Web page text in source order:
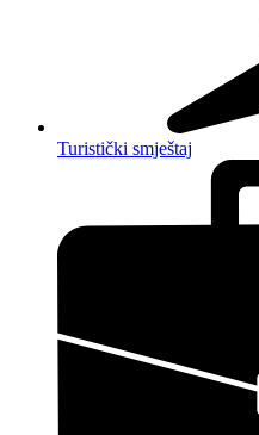
Turistički smještaj